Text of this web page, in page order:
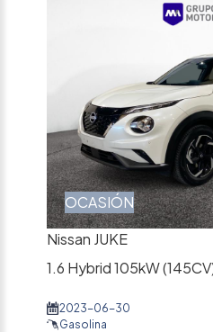
OCASIÓN
Nissan JUKE
2023-06-30
Gasolina